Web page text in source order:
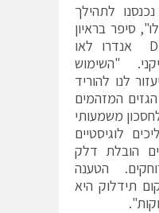
לתהילך
סיפר בראיון
לאתר DEFENCE ONE אנדרו לאו
"השימוש
לנו להוריד
המזהמים
משמעותי
לוגיסטיים
הובלת דלק
הטענה
תידלוק היא